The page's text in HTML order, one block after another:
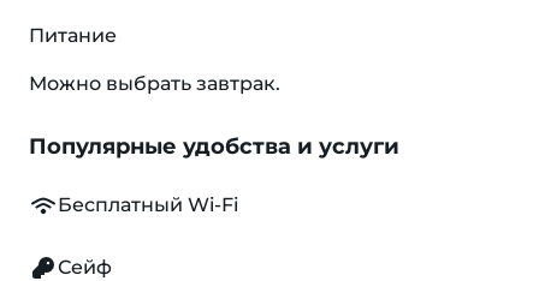
Питание
Можно выбрать завтрак.
Популярные удобства и услуги
Бесплатный Wi-Fi
Сейф